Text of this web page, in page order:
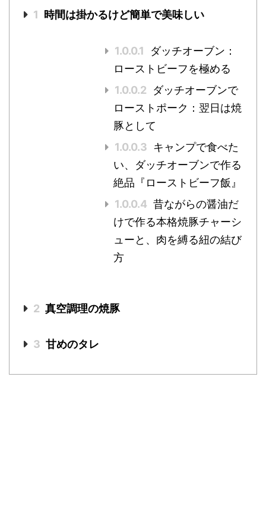
1 時間は掛かるけど簡単で美味しい
1.0.0.1
ダッチオーブン：
ローストビーフを極める
1.0.0.2
ダッチオーブンで
ローストポーク：翌日は焼
豚として
1.0.0.3 キャンプで食べた
い、ダッチオーブンで作る
絶品『ローストビーフ飯』
1.0.0.4 昔ながらの醤油だ
けで作る本格焼豚チャーシ
ューと、肉を縛る紐の結び
方
2 真空調理の焼豚
3 甘めのタレ